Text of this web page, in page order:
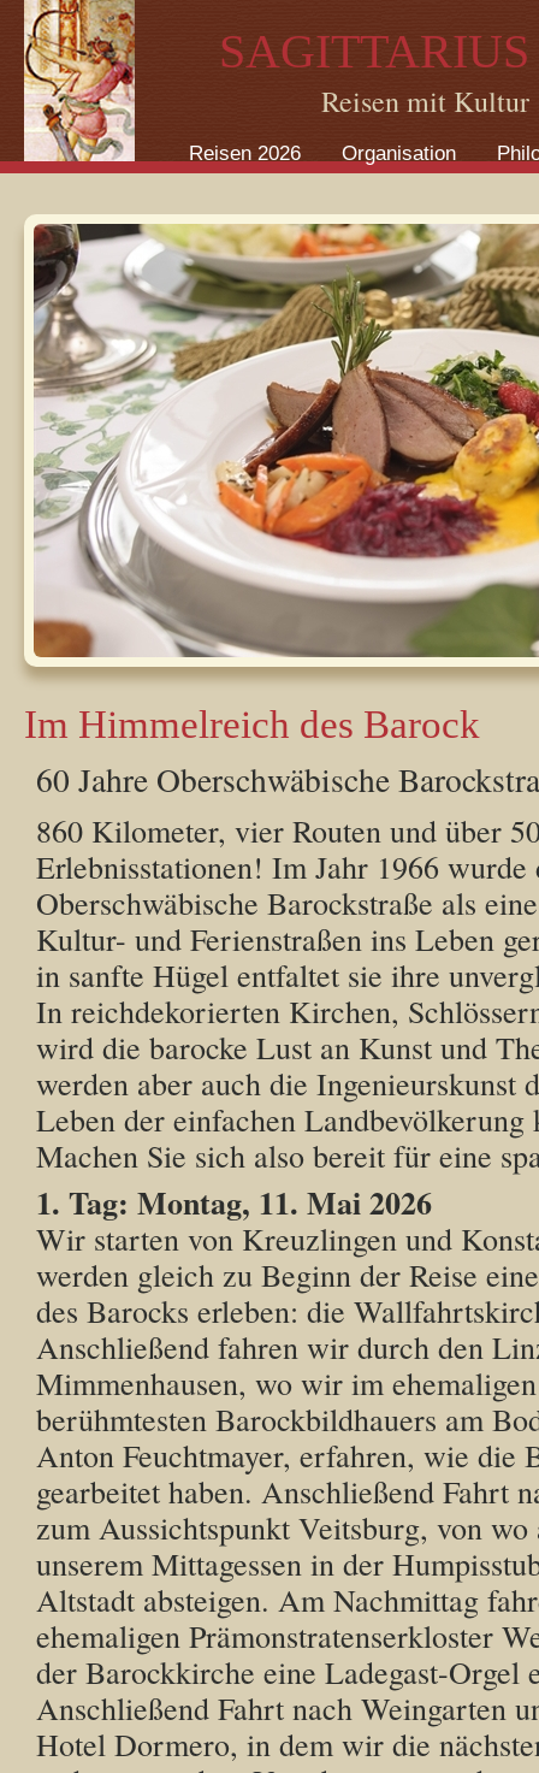
Direkt zum Inhalt
SAGITTARIUS
Reisen mit Kultur
Reisen 2026 Organisation
Im Himmelreich des Barock
60 Jahre Oberschwäbische
860 Kilometer, vier Routen und über
Erlebnisstationen! Im Jahr 1966 wurde
Oberschwäbische Barockstraße als
Kultur- und Ferienstraßen ins Leben
in sanfte Hügel entfaltet sie ihre
In reichdekorierten Kirchen,
wird die barocke Lust an Kunst und
werden aber auch die Ingenieurskunst
Leben der einfachen Landbevölkerung
Machen Sie sich also bereit für eine
1. Tag: Montag, 11. Mai 2026
Wir starten von Kreuzlingen und
werden gleich zu Beginn der Reise
des Barocks erleben: die
Anschließend fahren wir durch den
Mimmenhausen, wo wir im
berühmtesten Barockbildhauers am
Anton Feuchtmayer, erfahren, wie die
gearbeitet haben. Anschließend Fahrt
zum Aussichtspunkt Veitsburg, von
unserem Mittagessen in der
Altstadt absteigen. Am Nachmittag
ehemaligen Prämonstratenserkloster
der Barockkirche eine Ladegast-Orgel
Anschließend Fahrt nach Weingarten
Hotel Dormero, in dem wir die